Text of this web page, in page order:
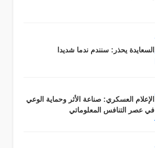
السعايدة يحذر: سنندم ندما شديدا
الإعلام العسكري: صناعة الأثر وحماية الوعي
في عصر التنافس المعلوماتي